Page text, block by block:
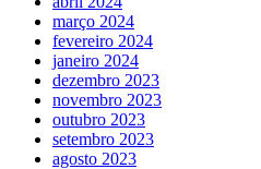
março 2024
fevereiro 2024
janeiro 2024
dezembro 2023
novembro 2023
outubro 2023
setembro 2023
agosto 2023